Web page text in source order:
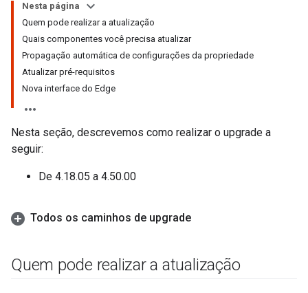
Nesta página
Quem pode realizar a atualização
Quais componentes você precisa atualizar
Propagação automática de configurações da propriedade
Atualizar pré-requisitos
Nova interface do Edge
Nesta seção, descrevemos como realizar o upgrade a
seguir:
De 4.18.05 a 4.50.00
Todos os caminhos de upgrade
Quem pode realizar a atualização